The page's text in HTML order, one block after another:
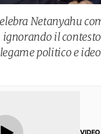
Netanyahu
il
politico e